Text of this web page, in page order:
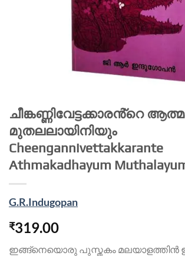
ചീങ്കണ്ണിവേട്ടക്കാരൻ്റെ
മുതലലായിനിയും
Cheengannivettakkarante
Athmakadhayum
G.R.Indugopan
₹319.00
ഇങ്ങ്നെയൊരു പുസ്തകം മലയാളത്തി‌ന്‍